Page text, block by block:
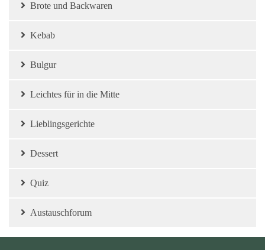
Brote und Backwaren
Kebab
Bulgur
Leichtes für in die Mitte
Lieblingsgerichte
Dessert
Quiz
Austauschforum